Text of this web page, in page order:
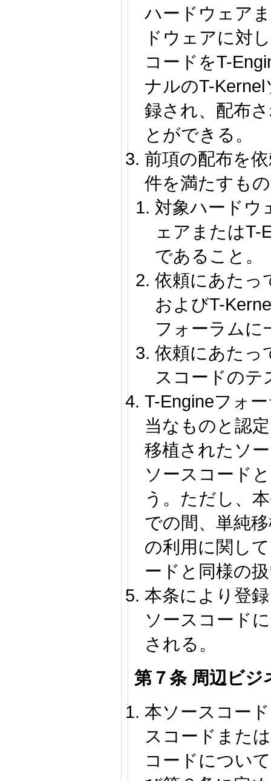
ハードウェア
ドウェアに対
コードをT-
ナルのT-
録され、配布
とができる。
前項の配布を
件を満たすも
対象ハードウ
ェアまたはT-
であること。
依頼にあたっ
およびT-
フォーラムに
依頼にあたっ
スコードのテ
T-Engineフォ
当なものと認
移植されたソ
ソースコード
う。ただし、
での間、単純
の利用に関し
ードと同様の
本条により登
ソースコード
される。
第７条 周辺ビジ
本ソースコー
スコードまた
コードについ